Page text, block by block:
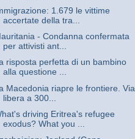
1.679 le vittime
accertate della tra...
- Condanna confermata
per attivisti ant...
risposta perfetta di un bambino
alla questione ...
Macedonia riapre le frontiere. Via
libera a 300...
driving Eritrea's refugee
exodus? What you ...